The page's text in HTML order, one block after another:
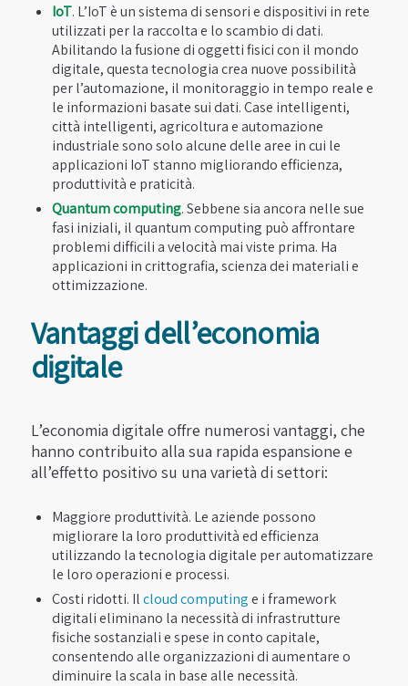
IoT. L’IoT è un sistema di sensori e dispositivi in ​​rete
utilizzati per la raccolta e lo scambio di dati.
Abilitando la fusione di oggetti fisici con il mondo
digitale, questa tecnologia crea nuove possibilità
per l’automazione, il monitoraggio in tempo reale e
le informazioni basate sui dati. Case intelligenti,
città intelligenti, agricoltura e automazione
industriale sono solo alcune delle aree in cui le
applicazioni IoT stanno migliorando efficienza,
produttività e praticità.
Quantum computing. Sebbene sia ancora nelle sue
fasi iniziali, il quantum computing può affrontare
problemi difficili a velocità mai viste prima. Ha
applicazioni in crittografia, scienza dei materiali e
ottimizzazione.
Vantaggi dell’economia
digitale
L’economia digitale offre numerosi vantaggi, che
hanno contribuito alla sua rapida espansione e
all’effetto positivo su una varietà di settori:
Maggiore produttività. Le aziende possono
migliorare la loro produttività ed efficienza
utilizzando la tecnologia digitale per automatizzare
le loro operazioni e processi.
Costi ridotti. Ilcloud computinge i framework
digitali eliminano la necessità di infrastrutture
fisiche sostanziali e spese in conto capitale,
consentendo alle organizzazioni di aumentare o
diminuire la scala in base alle necessità.